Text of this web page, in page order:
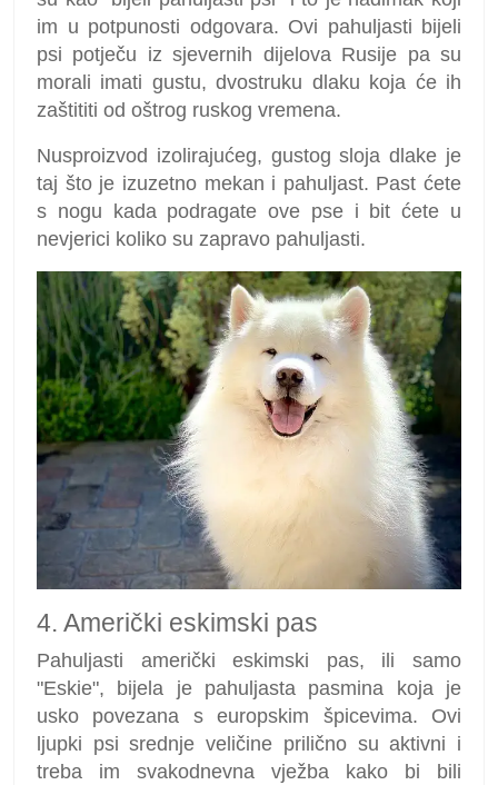
im u potpunosti odgovara. Ovi pahuljasti bijeli
psi potječu iz sjevernih dijelova Rusije pa su
morali imati gustu, dvostruku dlaku koja će ih
zaštititi od oštrog ruskog vremena.
Nusproizvod izolirajućeg, gustog sloja dlake je
taj što je izuzetno mekan i pahuljast. Past ćete
s nogu kada podragate ove pse i bit ćete u
nevjerici koliko su zapravo pahuljasti.
4. Američki eskimski pas
Pahuljasti američki eskimski pas, ili samo
"Eskie", bijela je pahuljasta pasmina koja je
usko povezana s europskim špicevima. Ovi
ljupki psi srednje veličine prilično su aktivni i
treba im svakodnevna vježba kako bi bili